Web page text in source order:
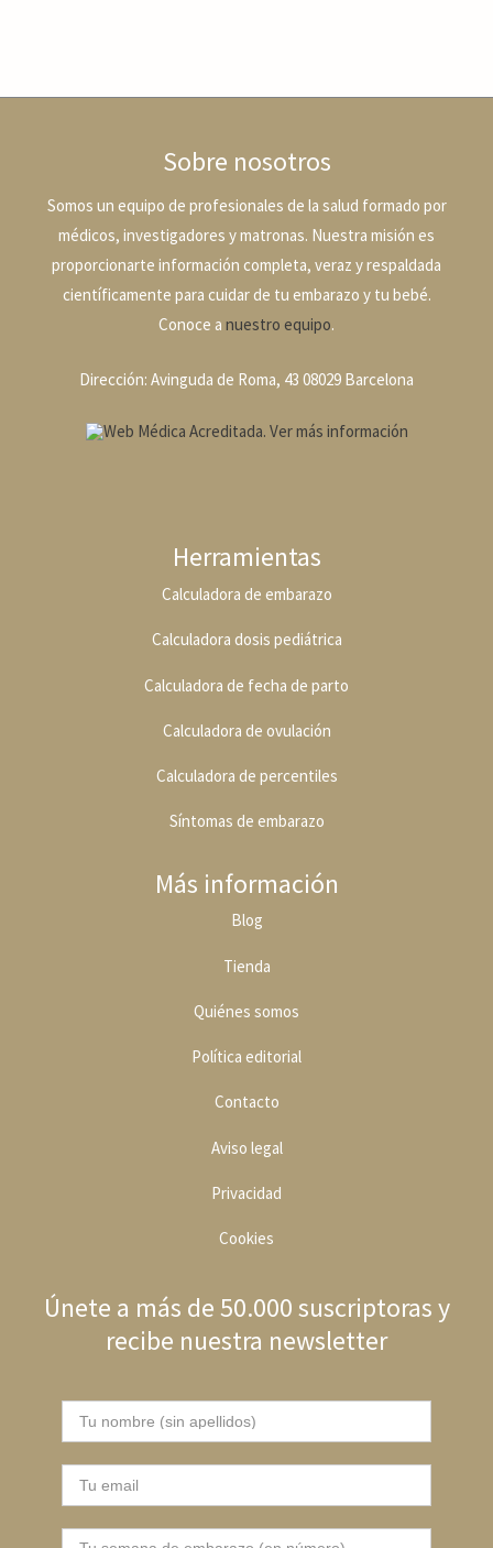
Sobre nosotros
Somos un equipo de profesionales de la salud formado por
médicos, investigadores y matronas. Nuestra misión es
proporcionarte información completa, veraz y respaldada
científicamente para cuidar de tu embarazo y tu bebé.
Conoce a nuestro equipo.
Dirección: Avinguda de Roma, 43 08029 Barcelona
Herramientas
Calculadora de embarazo
Calculadora dosis pediátrica
Calculadora de fecha de parto
Calculadora de ovulación
Calculadora de percentiles
Síntomas de embarazo
Más información
Blog
Tienda
Quiénes somos
Política editorial
Contacto
Aviso legal
Privacidad
Cookies
Únete a más de 50.000 suscriptoras y
recibe nuestra newsletter